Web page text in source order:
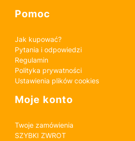
Pomoc
Jak kupować?
Pytania i odpowiedzi
Regulamin
Polityka prywatności
Ustawienia plików cookies
Moje konto
Twoje zamówienia
SZYBKI ZWROT